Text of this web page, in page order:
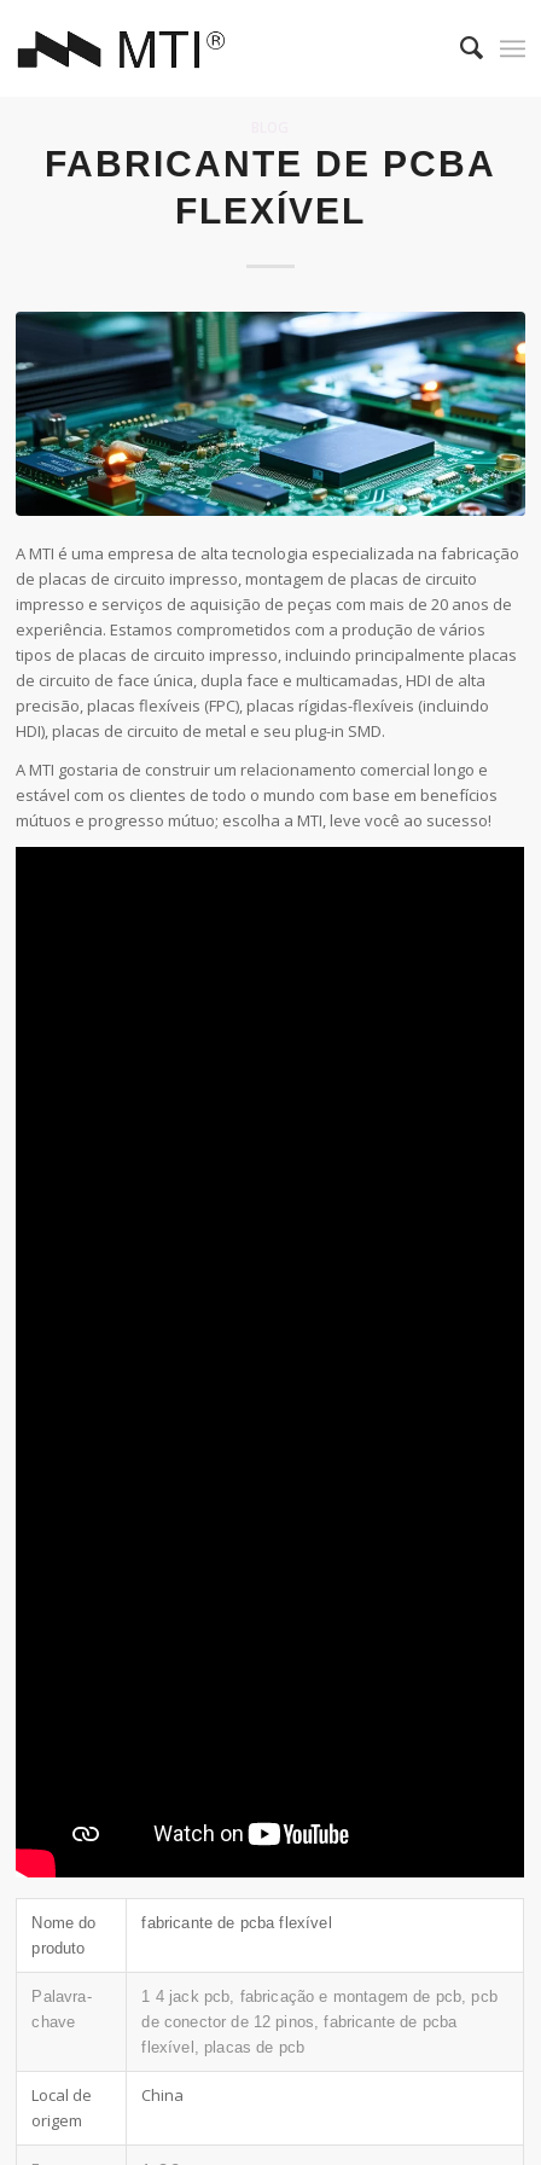
FABRICANTE DE PCBA
FLEXÍVEL
A MTI é uma empresa de alta tecnologia especializada na fabricação
de placas de circuito impresso, montagem de placas de circuito
impresso e serviços de aquisição de peças com mais de 20 anos de
experiência. Estamos comprometidos com a produção de vários
tipos de placas de circuito impresso, incluindo principalmente placas
de circuito de face única, dupla face e multicamadas, HDI de alta
precisão, placas flexíveis (FPC), placas rígidas-flexíveis (incluindo
HDI), placas de circuito de metal e seu plug-in SMD.
A MTI gostaria de construir um relacionamento comercial longo e
estável com os clientes de todo o mundo com base em benefícios
mútuos e progresso mútuo; escolha a MTI, leve você ao sucesso!
Nome do
produto
fabricante de pcba flexível
Palavra-
chave
1 4 jack pcb, fabricação e montagem de pcb, pcb
de conector de 12 pinos, fabricante de pcba
flexível, placas de pcb
Local de
origem
China